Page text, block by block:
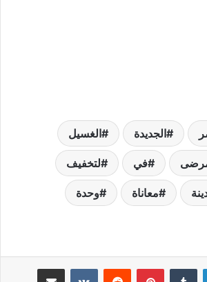
الجديدة الغسيل
في لتخفيف
معاناة وحدة
لينكدإن بينتيريست مشاركة عبر البريد